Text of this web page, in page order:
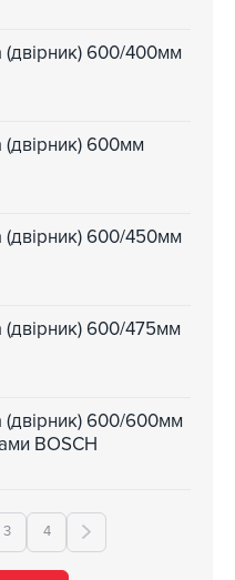
(двірник) 600/400мм
(двірник) 600мм
(двірник) 600/450мм
(двірник) 600/475мм
(двірник) 600/600мм
BOSCH
3 4